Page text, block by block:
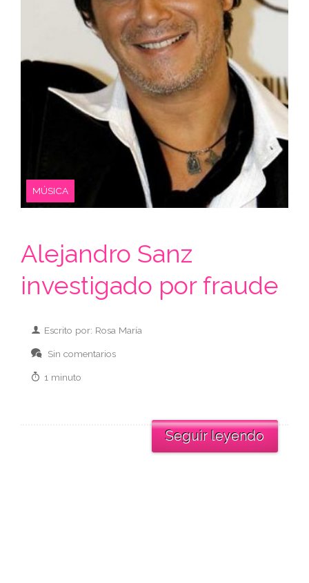
MÚSICA
Alejandro Sanz
investigado por fraude
Escrito por: Rosa María
Sin comentarios
1 minuto
Seguir leyendo